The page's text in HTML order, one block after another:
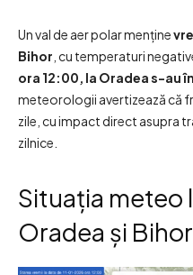
Un val de aer polar menține
Bihor , cu temperaturi
ora 12:00, la Oradea s-au
meteorologii avertizează că
zile, cu impact direct asupra
zilnice.
Situația meteo
Oradea și Bihor